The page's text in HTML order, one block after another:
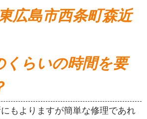
広島市西条町森近
くらいの時間を要
もよりますが簡単な修理であれ